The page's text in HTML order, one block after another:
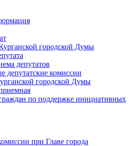
городской Думы
депутатов
депутатские комиссии
городской Думы
по поддержке инициативных
при Главе города